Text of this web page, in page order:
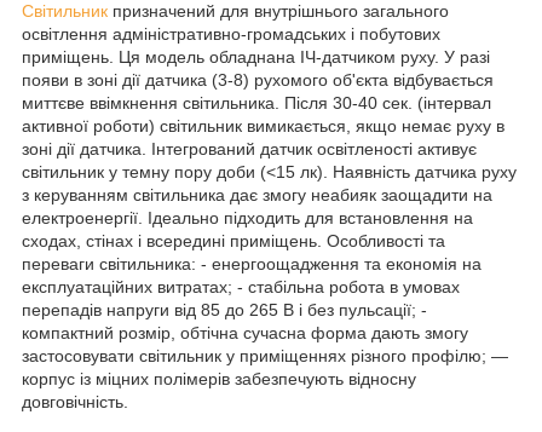
Світильник призначений для внутрішнього загального
освітлення адміністративно-громадських і побутових
приміщень. Ця модель обладнана ІЧ-датчиком руху. У разі
появи в зоні дії датчика (3-8) рухомого об'єкта відбувається
миттєве ввімкнення світильника. Після 30-40 сек. (інтервал
активної роботи) світильник вимикається, якщо немає руху в
зоні дії датчика. Інтегрований датчик освітленості активує
світильник у темну пору доби (<15 лк). Наявність датчика руху
з керуванням світильника дає змогу неабияк заощадити на
електроенергії. Ідеально підходить для встановлення на
сходах, стінах і всередині приміщень. Особливості та
переваги світильника: - енергоощадження та економія на
експлуатаційних витратах; - стабільна робота в умовах
перепадів напруги від 85 до 265 В і без пульсації; -
компактний розмір, обтічна сучасна форма дають змогу
застосовувати світильник у приміщеннях різного профілю; —
корпус із міцних полімерів забезпечують відносну
довговічність.